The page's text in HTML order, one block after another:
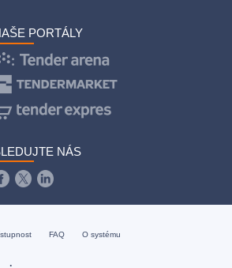
PORTÁLY
NÁS
FAQ O systému